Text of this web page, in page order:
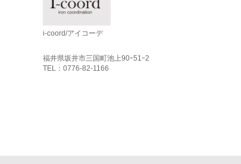
i-coord/アイコーデ
福井県坂井市三国町池上90ｰ51ｰ2
TEL：0776-82-1166